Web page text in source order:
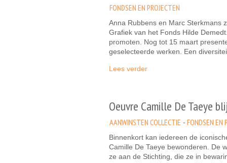
FONDSEN EN PROJECTEN
Anna Rubbens en Marc Sterkmans
Grafiek van het Fonds Hilde
promoten. Nog tot 15 maart
geselecteerde werken. Een
Lees verder
Oeuvre Camille De Taeye
AANWINSTEN COLLECTIE FONDSEN EN
Binnenkort kan iedereen de
Camille De Taeye bewonderen. De
ze aan de Stichting, die ze in